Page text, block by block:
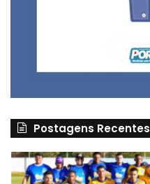
Postagens Recentes